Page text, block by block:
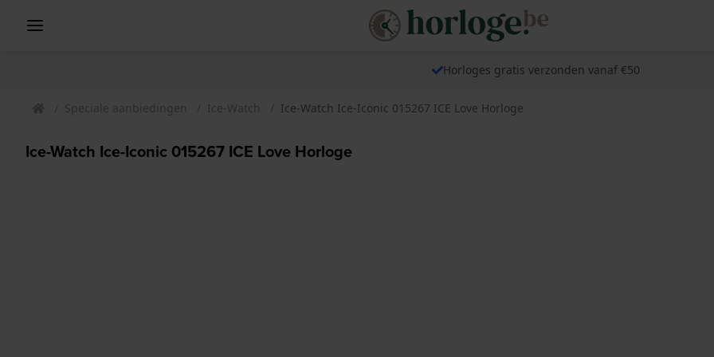
Horloges gratis verzonden vanaf €50
Speciale aanbiedingen Ice-Watch Ice-Watch Ice-Iconic 015267 ICE Love Horloge
Ice-Watch Ice-Iconic 015267 ICE Love Horloge